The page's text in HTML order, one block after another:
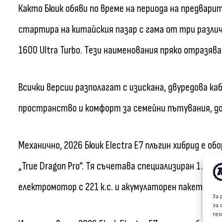
За
за
Както Бюик обяви по време на периода на
стартира на китайския пазар с гама от три
1600 Ultra Turbo. Тези наименования пряко
Всички версии разполагат с изискана, двуредова
пространство и комфорт за семейни пътувания,
Механично, 2026 Бюик Electra E7 плъгин хибрид е
„True Dragon Pro“. Тя съчетава специализиран
електромотор с 221 к.с. и акумулаторен пакет.